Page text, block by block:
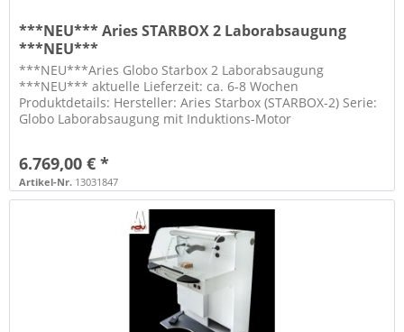
***NEU*** Aries STARBOX 2 Laborabsaugung
***NEU***
***NEU***Aries Globo Starbox 2 Laborabsaugung
***NEU*** aktuelle Lieferzeit: ca. 6-8 Wochen
Produktdetails: Hersteller: Aries Starbox (STARBOX-2) Serie:
Globo Laborabsaugung mit Induktions-Motor
6.769,00 € *
Artikel-Nr. 13031847